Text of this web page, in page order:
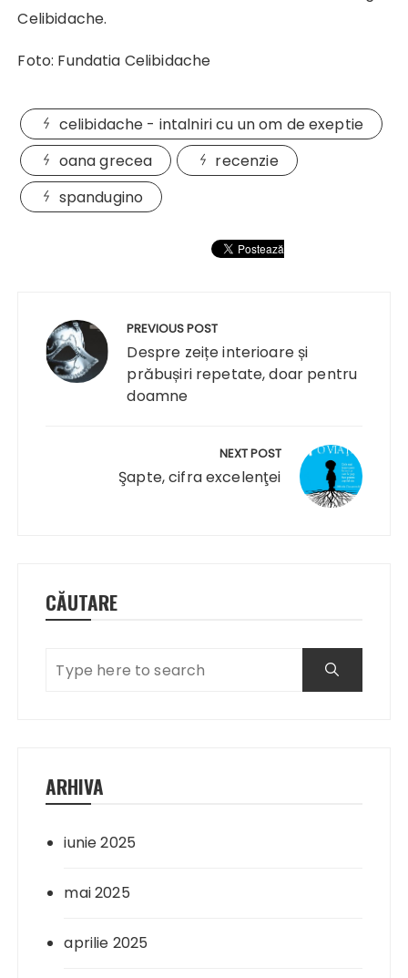
Celibidache.
Foto: Fundatia Celibidache
celibidache - intalniri cu un om de exeptie
oana grecea
recenzie
spandugino
articole
PREVIOUS POST
Despre zeițe interioare și
prăbușiri repetate, doar pentru
doamne
NEXT POST
Şapte, cifra excelenţei
CĂUTARE
ARHIVA
iunie 2025
mai 2025
aprilie 2025